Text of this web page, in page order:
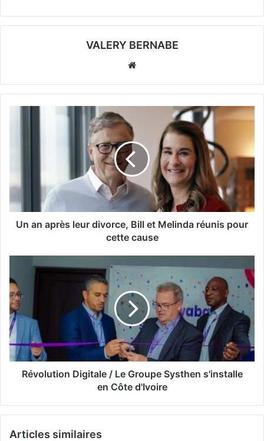
VALERY BERNABE
Un an après leur divorce, Bill et Melinda réunis pour
cette cause
Révolution Digitale / Le Groupe Systhen s'installe
en Côte d'Ivoire
Articles similaires